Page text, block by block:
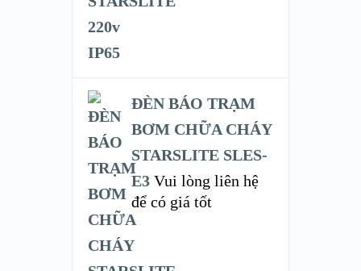
ĐÈN BÁO TRẠM
BƠM CHỮA CHÁY
STARSLITE SLES-
E3 Vui lòng liên hệ
để có giá tốt